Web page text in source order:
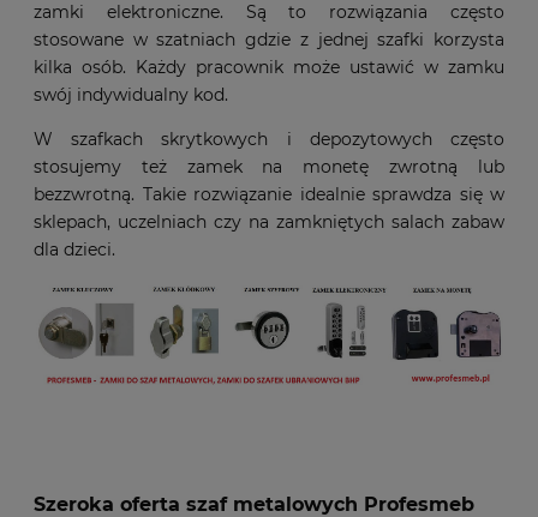
zamki elektroniczne. Są to rozwiązania często
stosowane w szatniach gdzie z jednej szafki korzysta
kilka osób. Każdy pracownik może ustawić w zamku
swój indywidualny kod.
W szafkach skrytkowych i depozytowych często
stosujemy też zamek na monetę zwrotną lub
bezzwrotną. Takie rozwiązanie idealnie sprawdza się w
sklepach, uczelniach czy na zamkniętych salach zabaw
dla dzieci.
Szeroka oferta szaf metalowych Profesmeb